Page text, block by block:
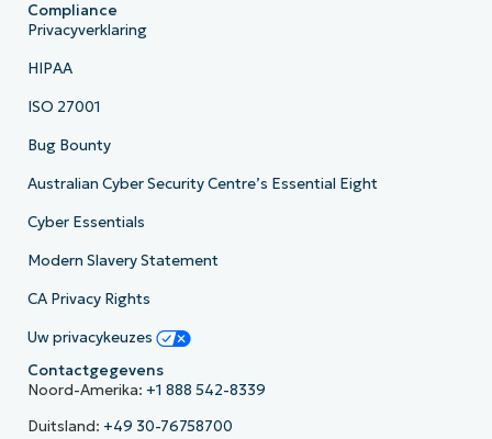
Compliance
Privacyverklaring
HIPAA
ISO 27001
Bug Bounty
Australian Cyber Security Centre’s Essential Eight
Cyber Essentials
Modern Slavery Statement
CA Privacy Rights
Uw privacykeuzes
Contactgegevens
Noord-Amerika: +1 888 542-8339
Duitsland: +49 30-76758700